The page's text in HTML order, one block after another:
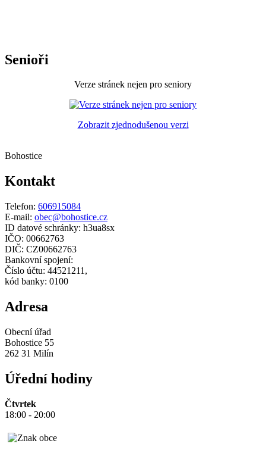
Senioři
Verze stránek nejen pro seniory
Zobrazit zjednodušenou verzi
Bohostice
Kontakt
Telefon: 606915084
E-mail: obec@bohostice.cz
ID datové schránky: h3ua8sx
IČO: 00662763
DIČ: CZ00662763
Bankovní spojení:
Číslo účtu: 44521211,
kód banky: 0100
Adresa
Obecní úřad
Bohostice 55
262 31 Milín
Úřední hodiny
Čtvrtek
18:00 - 20:00